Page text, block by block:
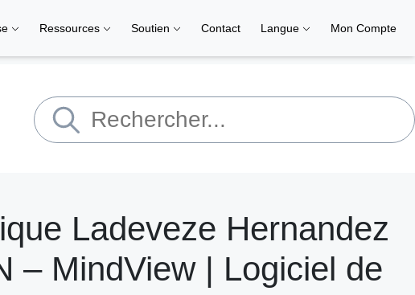
Ressources Soutien Contact Langue Mon Compte
Ladeveze Hernandez
– MindView | Logiciel de